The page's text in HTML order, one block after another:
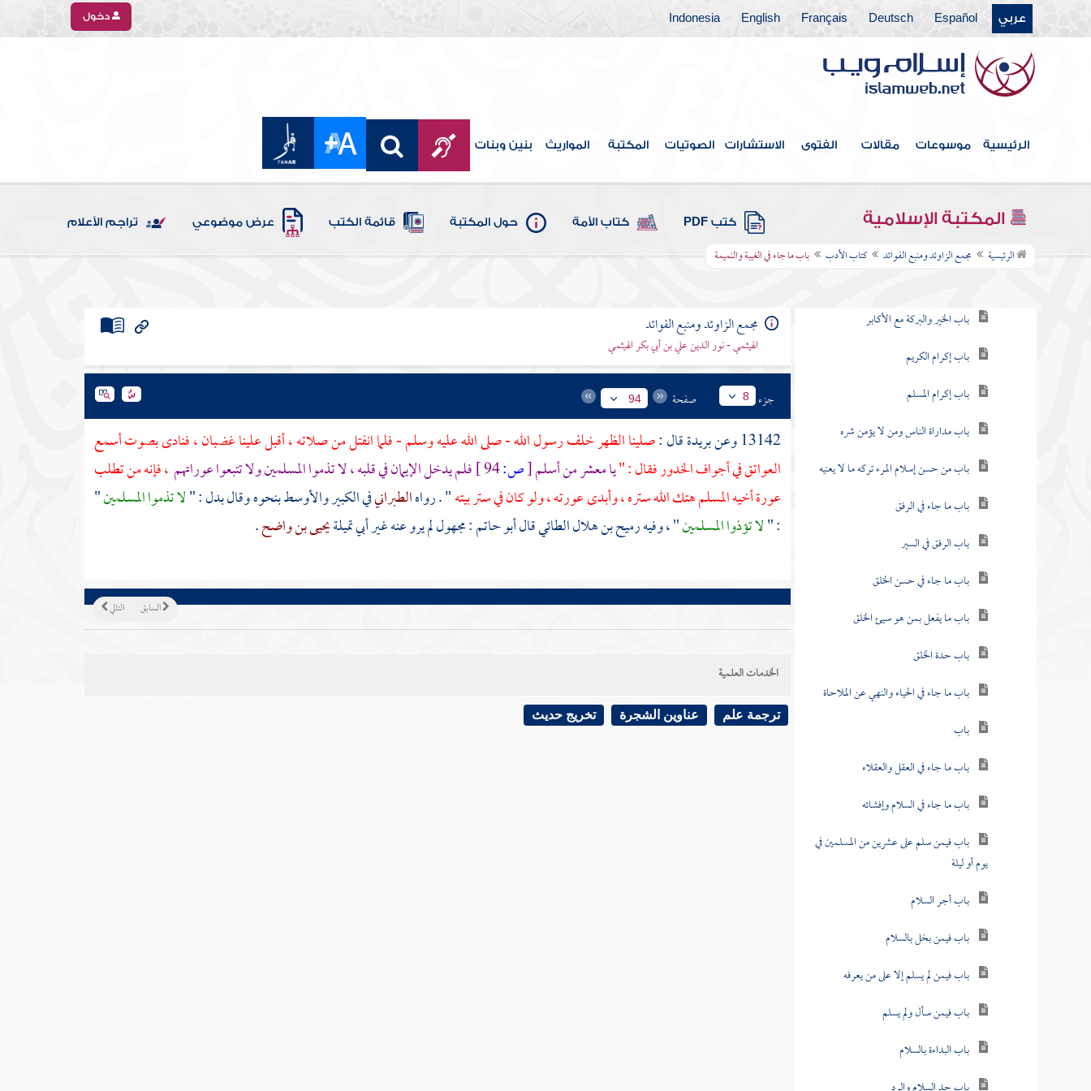
عربي Español
Deutsch
Français
English
Indonesia دخول
الرئيسية موسوعات مقالات الفتوى الاستشارات الصوتيات المكتبة المواريث بنين وبنات
المكتبة الإسلامية كتب PDF كتاب الأمة حول المكتبة قائمة الكتب عرض موضوعي تراجم الأعلام
الرئيسية مجمع الزاوئد ومنبع الفوائد كتاب الأدب باب ما جاء في الغيبة والنميمة
كتاب الحدود والديات
كتاب الديات
كتاب التفسير
كتاب التعبير
كتاب القدر
كتاب الفتن أعاذنا الله منها
كتاب الأدب
باب الخير والبركة مع الأكابر
باب إكرام الكريم
باب إكرام المسلم
باب مداراة الناس ومن لا يؤمن شره
باب من حسن إسلام المرء تركه ما لا يعنيه
باب ما جاء في الرفق
باب الرفق في السير
باب ما جاء في حسن الخلق
باب ما يفعل بمن هو سيئ الخلق
باب حدة الخلق
باب ما جاء في الحياء والنهي عن الملاحاة
باب
باب ما جاء في العقل والعقلاء
باب ما جاء في السلام وإفشائه
باب فيمن سلم على عشرين من المسلمين في
يوم أو ليلة
باب أجر السلام
باب فيمن بخل بالسلام
باب فيمن لم يسلم إلا على من يعرفه
باب فيمن سأل ولم يسلم
باب البداءة بالسلام
مجمع الزاوئد ومنبع الفوائد
الهيثمي - نور الدين علي بن أبي بكر الهيثمي
جزء 8 صفحة 94
13142 وعن بريدةقال :صلينا الظهر خلف رسول الله - صلى الله عليه وسلم - فلما انفتل من صلاته ، أقبل علينا غضبان ، فنادى بصوت أسمع
العواتق في أجواف الخدور فقال : "يا معشر من أسلم[ص:94 ] فلم يدخل الإيمان في قلبه ، لا تذموا المسلمين ولا تتبعوا عوراتهم ، فإنه من تطلب
عورة أخيه المسلم هتك الله ستره ، وأبدى عورته ، ولو كان في ستر بيته" . رواهالطبرانيفي الكبير والأوسط بنحوه وقال بدل : "لا تذموا المسلمين"
: "لا تؤذوا المسلمين" ، وفيهرميح بن هلال الطائيقالأبو حاتم: مجهول لم يرو عنه غيرأبي تميلةيحيى بن واضح.
التالي السابق
الخدمات العلمية
ترجمة علم عناوين الشجرة تخريج حديث